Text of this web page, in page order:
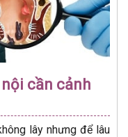
cần cảnh
lây nhưng để lâu